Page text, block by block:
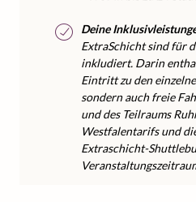
Deine
ExtraSchicht sind für
inkludiert. Darin
Eintritt zu den
sondern auch freie
und des Teilraums
Westfalentarifs und
Extraschicht-